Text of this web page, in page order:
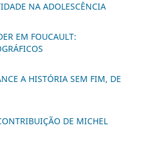
NA ADOLESCÊNCIA
EM FOUCAULT:
A HISTÓRIA SEM FIM, DE
DE MICHEL